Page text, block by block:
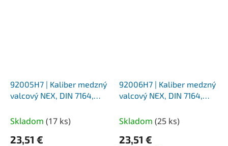
92005H7 | Kaliber medzný
valcový NEX, DIN 7164,
Skladom (17 ks)
23,51 €
92006H7 | Kaliber medzný
valcový NEX, DIN 7164,
Skladom (25 ks)
23,51 €